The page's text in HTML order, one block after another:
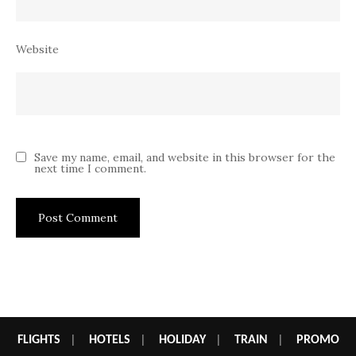
Website
Save my name, email, and website in this browser for the
next time I comment.
FLIGHTS HOTELS HOLIDAY| TRAIN PROMO